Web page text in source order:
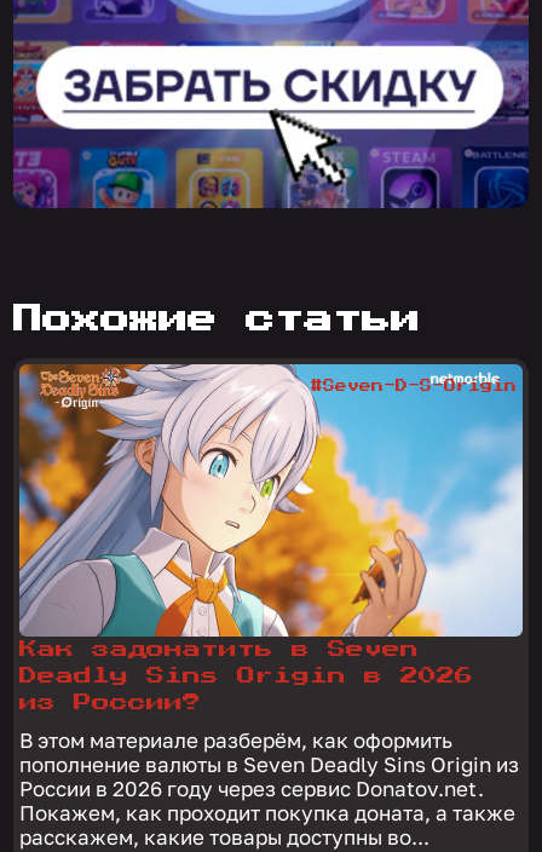
похожие статьи
Как задонатить в Seven
Deadly Sins Origin в 2026
из России?
В этом материале разберём, как оформить
пополнение валюты в Seven Deadly Sins Origin из
России в 2026 году через сервис Donatov.net.
Покажем, как проходит покупка доната, а также
расскажем, какие товары доступны во...
#Seven-D-S-Origin